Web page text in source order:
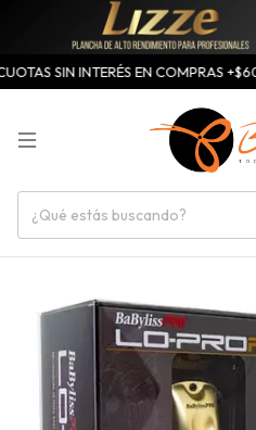
SIN INTERÉS EN COMPRAS